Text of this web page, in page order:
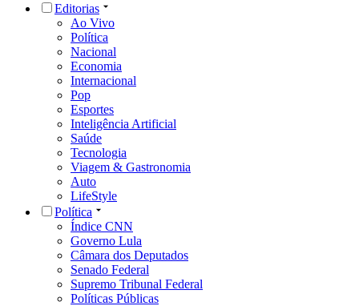
Editorias
Ao Vivo
Política
Nacional
Economia
Internacional
Pop
Esportes
Inteligência Artificial
Saúde
Tecnologia
Viagem & Gastronomia
Auto
LifeStyle
Política
Índice CNN
Governo Lula
Câmara dos Deputados
Senado Federal
Supremo Tribunal Federal
Políticas Públicas